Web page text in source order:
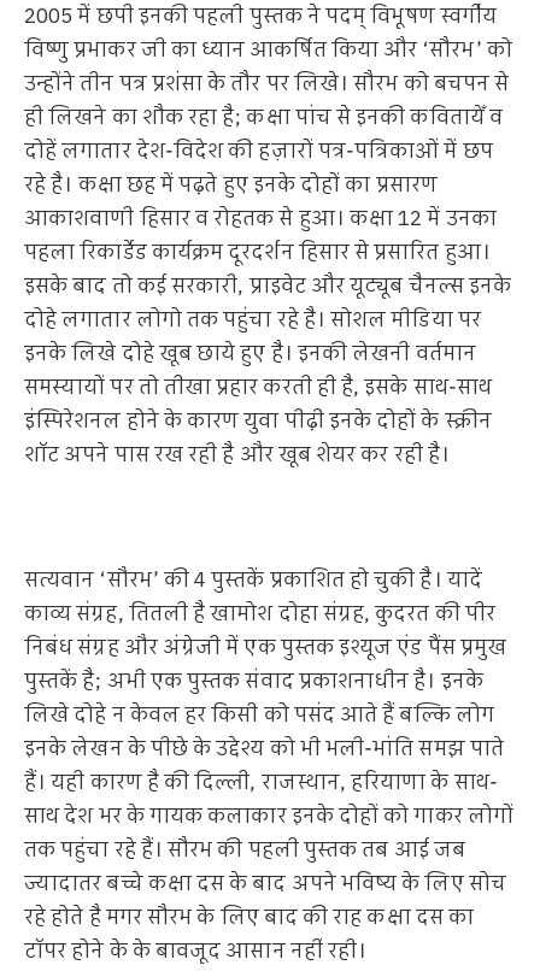
2005 में छपी इनकी पहली पुस्तक ने पदम् विभूषण स्वर्गीय
विष्णु प्रभाकर जी का ध्यान आकर्षित किया और ‘सौरभ’ को
उन्होंने तीन पत्र प्रशंसा के तौर पर लिखे। सौरभ को बचपन से
ही लिखने का शौक रहा है; कक्षा पांच से इनकी कवितायेँ व
दोहें लगातार देश-विदेश की हज़ारों पत्र-पत्रिकाओं में छप
रहे है। कक्षा छह में पढ़ते हुए इनके दोहों का प्रसारण
आकाशवाणी हिसार व रोहतक से हुआ। कक्षा 12 में उनका
पहला रिकार्डेड कार्यक्रम दूरदर्शन हिसार से प्रसारित हुआ।
इसके बाद तो कई सरकारी, प्राइवेट और यूट्यूब चैनल्स इनके
दोहे लगातार लोगो तक पहुंचा रहे है। सोशल मीडिया पर
इनके लिखे दोहे खूब छाये हुए है। इनकी लेखनी वर्तमान
समस्यायों पर तो तीखा प्रहार करती ही है, इसके साथ-साथ
इंस्पिरेशनल होने के कारण युवा पीढ़ी इनके दोहों के स्क्रीन
शॉट अपने पास रख रही है और खूब शेयर कर रही है।
सत्यवान ‘सौरभ’ की 4 पुस्तकें प्रकाशित हो चुकी है। यादें
काव्य संग्रह, तितली है खामोश दोहा संग्रह, कुदरत की पीर
निबंध संग्रह और अंग्रेजी में एक पुस्तक इश्यूज एंड पैंस प्रमुख
पुस्तकें है; अभी एक पुस्तक संवाद प्रकाशनाधीन है। इनके
लिखे दोहे न केवल हर किसी को पसंद आते हैं बल्कि लोग
इनके लेखन के पीछे के उद्देश्य को भी भली-भांति समझ पाते
हैं। यही कारण है की दिल्ली, राजस्थान, हरियाणा के साथ-
साथ देश भर के गायक कलाकार इनके दोहों को गाकर लोगों
तक पहुंचा रहे हैं। सौरभ की पहली पुस्तक तब आई जब
ज्यादातर बच्चे कक्षा दस के बाद अपने भविष्य के लिए सोच
रहे होते है मगर सौरभ के लिए बाद की राह कक्षा दस का
टॉपर होने के के बावजूद आसान नहीं रही।